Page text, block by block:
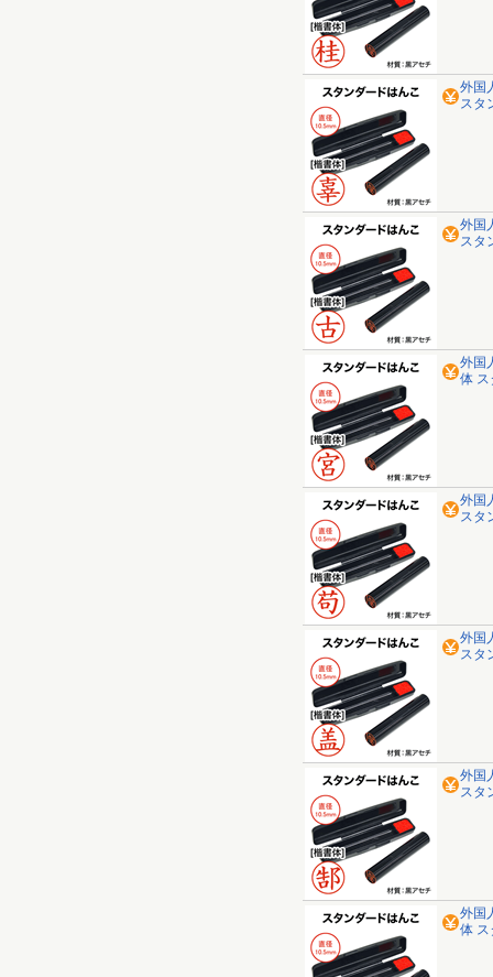
外国
スタ
外国
スタ
外国
体 ス
外国
スタ
外国
スタ
外国
スタ
外国
体 ス